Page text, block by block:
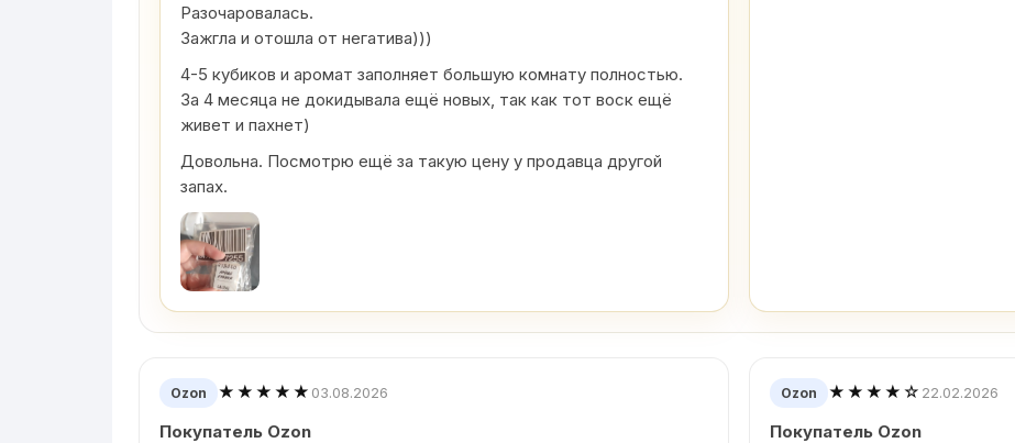
Разочаровалась.
Зажгла и отошла от негатива)))
4-5 кубиков и аромат заполняет большую комнату полностью.
За 4 месяца не докидывала ещё новых, так как тот воск ещё
живет и пахнет)
Довольна. Посмотрю ещё за такую цену у продавца другой
запах.
Ozon ★★★★★ 03.08.2026
Покупатель Ozon
Ozon ★★★★☆ 22.02.2026
Покупатель Ozon